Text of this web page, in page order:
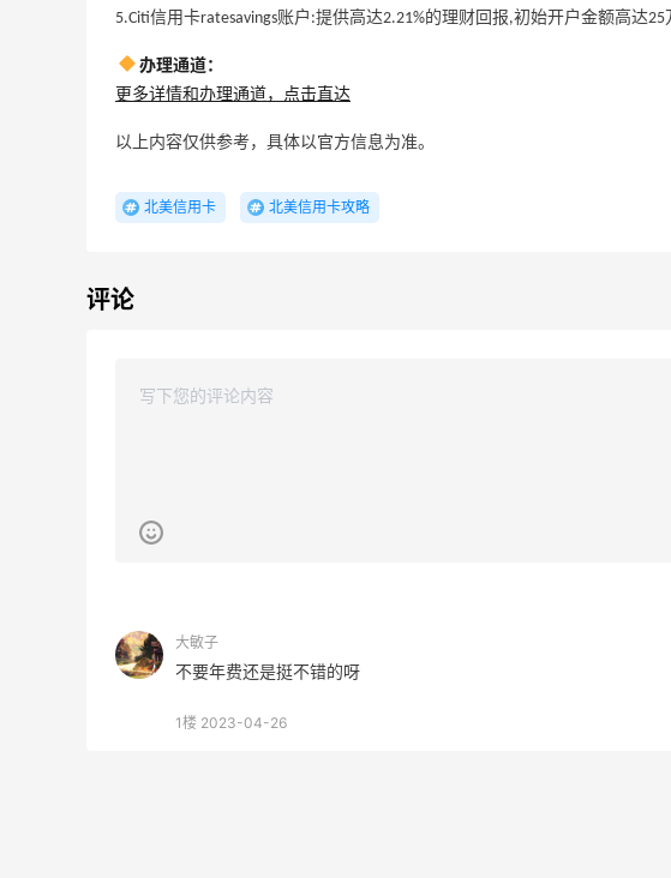
5.Citi信用卡ratesavings账户:提供高达2.21%的理财回报,初始开户金额高达25
办理通道：
更多详情和办理通道，点击直达
以上内容仅供参考，具体以官方信息为准。
北美信用卡 北美信用卡攻略
评论
大敏子
不要年费还是挺不错的呀
1楼 2023-04-26
24天8小时
新品上线
MCM
折
满$100享8折
23天19小时
9天10小时